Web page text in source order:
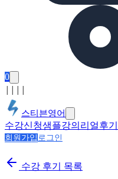
0
스티븐영어
수강신청샘플강의 리얼후기
회원가입 로그인
수강 후기 목록